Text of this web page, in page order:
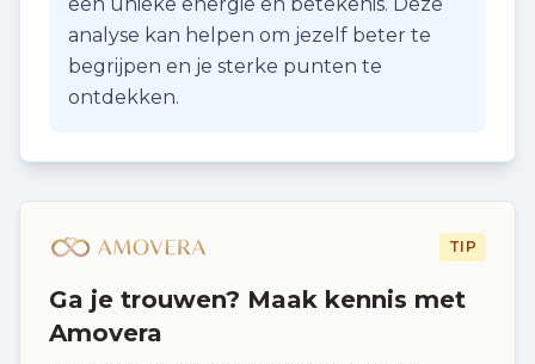
analyse kan helpen om jezelf beter te
begrijpen en je sterke punten te
ontdekken.
TIP
Ga je trouwen? Maak kennis met
Amovera